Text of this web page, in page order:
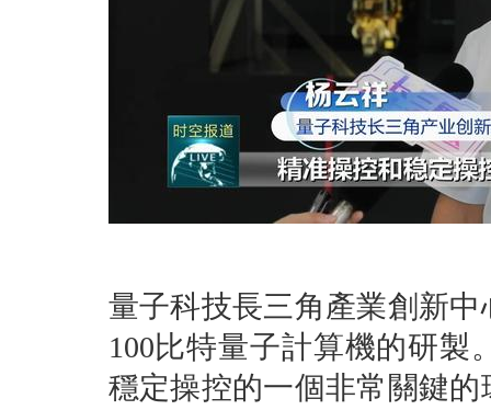
量子科技長三角產業創新
100比特量子計算機的研製
穩定操控的一個非常關鍵